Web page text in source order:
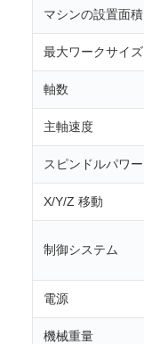
マシンの設置面積
最大ワークサイズ
軸数
主軸速度
スピンドルパワー
X/Y/Z 移動
制御システム
電源
機械重量